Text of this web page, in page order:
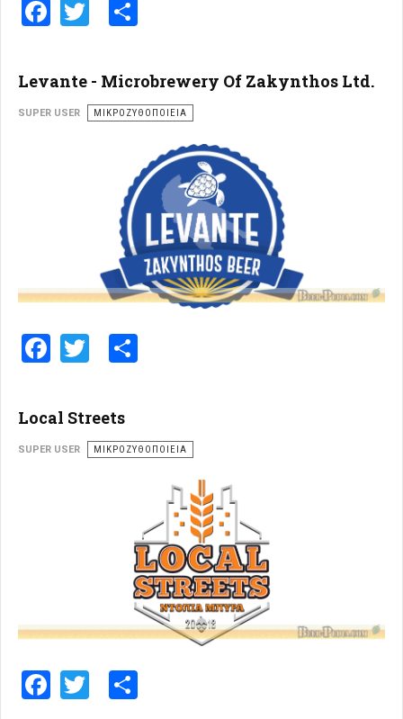
Facebook
Twitter
Levante - Microbrewery Of Zakynthos Ltd.
SUPER USER ΜΙΚΡΟΖΥΘΟΠΟΙΕΊΑ
Facebook
Twitter
Local Streets
SUPER USER ΜΙΚΡΟΖΥΘΟΠΟΙΕΊΑ
Facebook
Twitter